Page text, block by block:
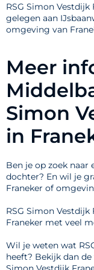
RSG Simon Vestdijk
gelegen aan
omgeving van
Meer
Simon
in
Ben je op zoek naar
dochter? En wil je
Franeker of
RSG Simon
Franeker met veel
Wil je weten wat
heeft? Bekijk dan